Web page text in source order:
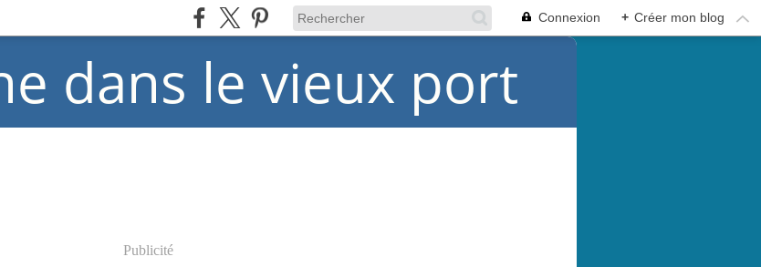
Connexion + Créer mon blog
dans le vieux port
Publicité